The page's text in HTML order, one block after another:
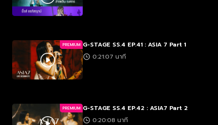
PREMIUM G-STAGE SS.4 EP.41 : ASIA 7 Part 1
0:21:07 นาที
PREMIUM
G-STAGE SS.4 EP.42 : ASIA7 Part 2
0:20:08 นาที